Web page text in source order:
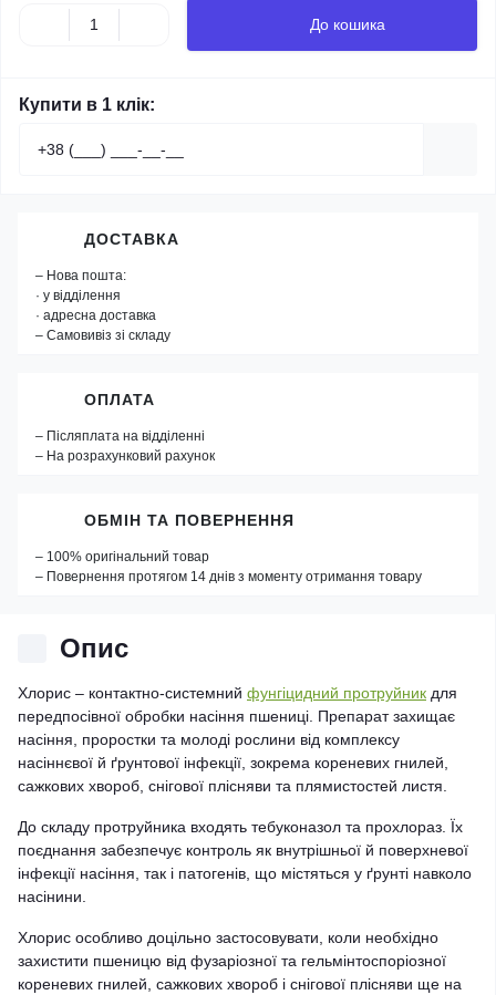
До кошика
Купити в 1 клік:
Опис
Хлорис – контактно-системний фунгіцидний протруйник для
передпосівної обробки насіння пшениці. Препарат захищає
насіння, проростки та молоді рослини від комплексу
насіннєвої й ґрунтової інфекції, зокрема кореневих гнилей,
сажкових хвороб, снігової плісняви та плямистостей листя.
До складу протруйника входять тебуконазол та прохлораз. Їх
поєднання забезпечує контроль як внутрішньої й поверхневої
інфекції насіння, так і патогенів, що містяться у ґрунті навколо
насінини.
Хлорис особливо доцільно застосовувати, коли необхідно
захистити пшеницю від фузаріозної та гельмінтоспоріозної
кореневих гнилей, сажкових хвороб і снігової плісняви ще на
ДОСТАВКА
– Нова пошта:
· у відділення
· адресна доставка
– Самовивіз зі складу
ОПЛАТА
– Післяплата на відділенні
– На розрахунковий рахунок
ОБМІН ТА ПОВЕРНЕННЯ
– 100% оригінальний товар
– Повернення протягом 14 днів з моменту отримання товару